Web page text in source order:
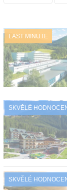
Kontakt
LAST MINUTE
SKVĚLÉ
SKVĚLÉ